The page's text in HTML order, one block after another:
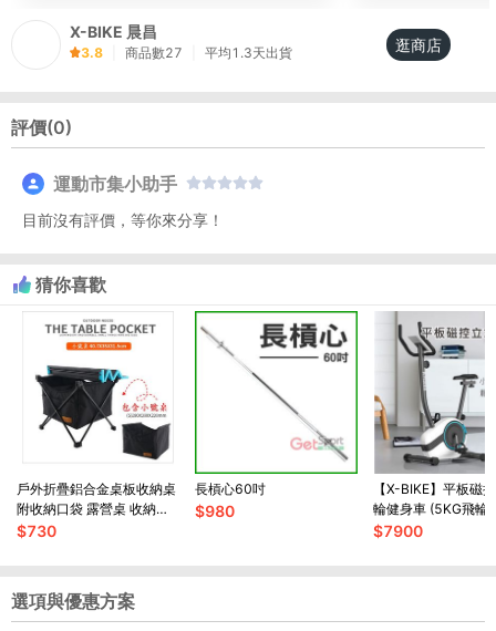
X-BIKE 晨昌
3.8 商品數27 平均 1.3天出貨 逛商店
評價(0)
運動市集小助手
目前沒有評價，等你來分享！
猜你喜歡
戶外折疊鋁合金桌板收納桌
附收納口袋 露營桌 收納桌
輕便 折疊桌
$730
長槓心60吋
$980
【X-BIKE】平板磁
輪健身車 (5KG飛輪/
後調椅/8檔阻力/心
$7900
選項與優惠方案